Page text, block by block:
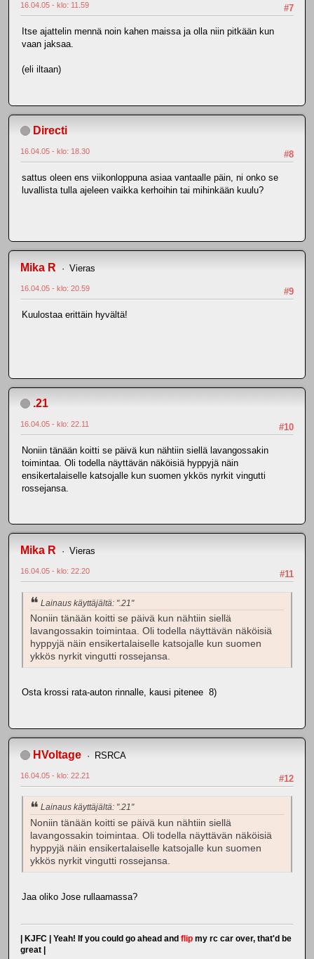
#7
16.04.05 - klo: 11.59
Itse ajattelin mennä noin kahen maissa ja olla niin pitkään kun
vaan jaksaa.
(eli iltaan)
Directi
#8
16.04.05 - klo: 18.30
sattus oleen ens viikonloppuna asiaa vantaalle päin, ni onko se
luvallista tulla ajeleen vaikka kerhoihin tai mihinkään kuulu?
Mika R Vieras
#9
16.04.05 - klo: 20.59
Kuulostaa erittäin hyvältä!
.21
#10
16.04.05 - klo: 22.11
Noniin tänään koitti se päivä kun nähtiin siellä lavangossakin
toimintaa. Oli todella näyttävän näköisiä hyppyjä näin
ensikertalaiselle katsojalle kun suomen ykkös nyrkit vingutti
rossejansa.
Mika R Vieras
#11
16.04.05 - klo: 22.20
Lainaus käyttäjältä: ".21"
Noniin tänään koitti se päivä kun nähtiin siellä
lavangossakin toimintaa. Oli todella näyttävän näköisiä
hyppyjä näin ensikertalaiselle katsojalle kun suomen
ykkös nyrkit vingutti rossejansa.
Osta krossi rata-auton rinnalle, kausi pitenee 8)
HVoltage RSRCA
#12
16.04.05 - klo: 22.21
Lainaus käyttäjältä: ".21"
Noniin tänään koitti se päivä kun nähtiin siellä
lavangossakin toimintaa. Oli todella näyttävän näköisiä
hyppyjä näin ensikertalaiselle katsojalle kun suomen
ykkös nyrkit vingutti rossejansa.
Jaa oliko Jose rullaamassa?
| KJFC | Yeah! If you could go ahead and flip my rc car over, that'd be
great |